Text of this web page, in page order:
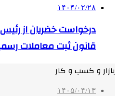
۱۴۰۴/۰۲/۲۸
درخواست خضریان از
قانون ثبت معاملات
بازار و کسب و کار
۱۴۰۵/۰۴/۱۳